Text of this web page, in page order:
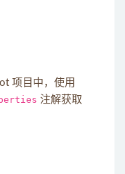
项目中，使用
注解获取